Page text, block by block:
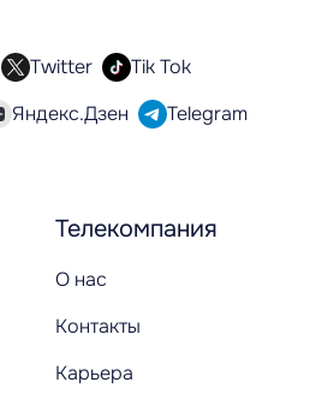
Телекомпания
О нас
Контакты
Карьера
Twitter
Tik Tok
Яндекс.Дзен
Telegram